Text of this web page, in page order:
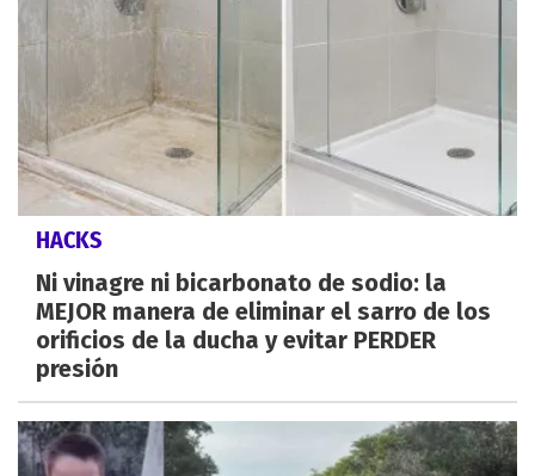
HACKS
Ni vinagre ni bicarbonato de sodio: la
MEJOR manera de eliminar el sarro de los
orificios de la ducha y evitar PERDER
presión